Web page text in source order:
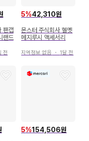
팬캡
랜드
전
5%42,310원
몬스터 주식회사 헬멧
메지루시 액세서리
지역정보 없음 ・ 1달 전
5%154,506원